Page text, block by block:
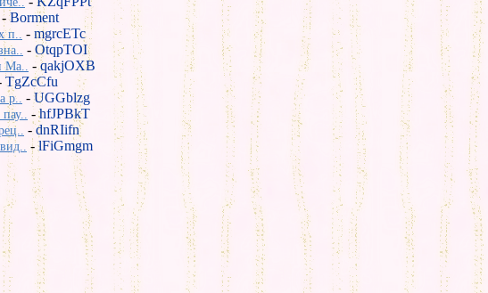
-Borment
п.. - mgrcETc
- OtqpTOI
Ma.. -qakjOXB
TgZcCfu
р.. - UGGblzg
-hfJPBkT
-dnRIifn
-lFiGmgm